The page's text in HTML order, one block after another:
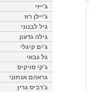
ג'ייזי
ג'יילן רוז
גיל לבנוני
גילה גדעון
ג'ים קיגלי
גל גבאי
ג'קי סויקיס
גראהם אנתוני
ג'רביס גרין